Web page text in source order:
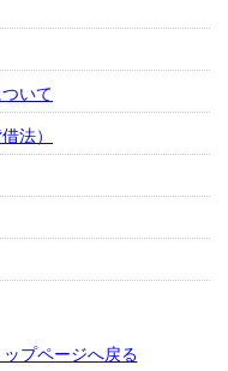
いて
法）
ップページへ戻る